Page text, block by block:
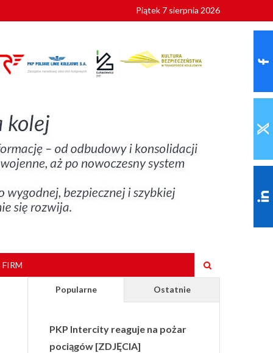
Piątek 7 sierpnia 2026
Popularne Ostatnie
PKP Intercity reaguje na pożar
pociągów [ZDJĘCIA]